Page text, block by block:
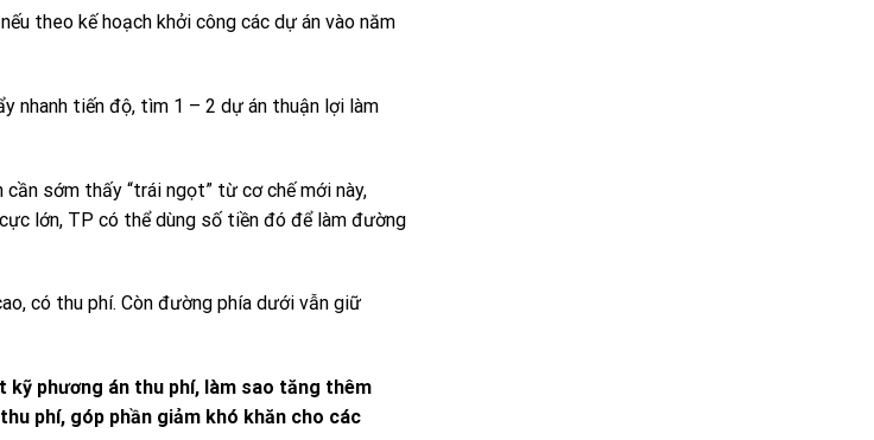
theo kế hoạch khởi công các dự án vào năm
nhanh tiến độ, tìm 1 – 2 dự án thuận lợi làm
sớm thấy “trái ngọt” từ cơ chế mới này,
lớn, TP có thể dùng số tiền đó để làm đường
có thu phí. Còn đường phía dưới vẫn giữ
phương án thu phí, làm sao tăng thêm
phí, góp phần giảm khó khăn cho các